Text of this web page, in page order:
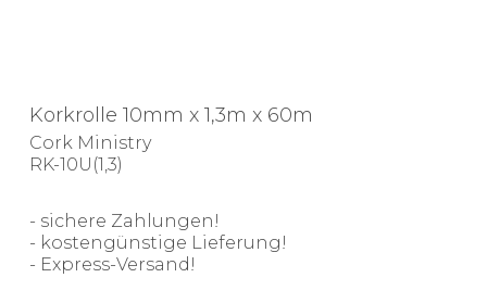
Korkrolle 10mm x 1,3m x 60m
Cork Ministry
RK-10U(1,3)
- sichere Zahlungen!
- kostengünstige Lieferung!
- Express-Versand!